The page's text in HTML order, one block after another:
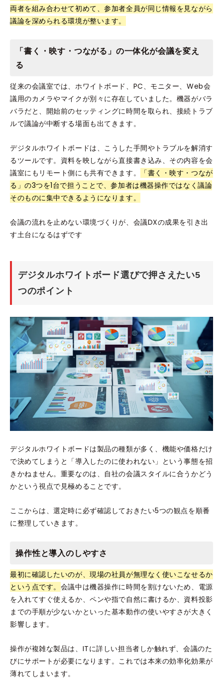
両者を組み合わせて初めて、参加者全員が同じ情報を見ながら
議論を深められる環境が整います。
「書く・映す・つながる」の一体化が会議を変え
る
従来の会議室では、ホワイトボード、PC、モニター、Web会
議用のカメラやマイクが別々に存在していました。機器がバラ
バラだと、開始前のセッティングに時間を取られ、接続トラブ
ルで議論が中断する場面も出てきます。
デジタルホワイトボードは、こうした手間やトラブルを解消す
るツールです。資料を映しながら直接書き込み、その内容を会
議室にもリモート側にも共有できます。
「書く・映す・つなが
る」の3つを1台で担うことで、参加者は機器操作ではなく議論
そのものに集中できるようになります。
会議の流れを止めない環境づくりが、会議DXの成果を引き出
す土台になるはずです
デジタルホワイトボード選びで押さえたい5
つのポイント
デジタルホワイトボードは製品の種類が多く、機能や価格だけ
で決めてしまうと「導入したのに使われない」という事態を招
きかねません。重要なのは、自社の会議スタイルに合うかどう
かという視点で見極めることです。
ここからは、選定時に必ず確認しておきたい5つの観点を順番
に整理していきます。
操作性と導入のしやすさ
最初に確認したいのが、現場の社員が無理なく使いこなせるか
という点です。 会議中は機器操作に時間を割けないため、電源
を入れてすぐ使えるか、ペンや指で自然に書けるか、資料投影
までの手順が少ないかといった基本動作の使いやすさが大きく
影響します。
操作が複雑な製品は、ITに詳しい担当者しか触れず、会議のた
びにサポートが必要になります。これでは本来の効率化効果が
薄れてしまいます。